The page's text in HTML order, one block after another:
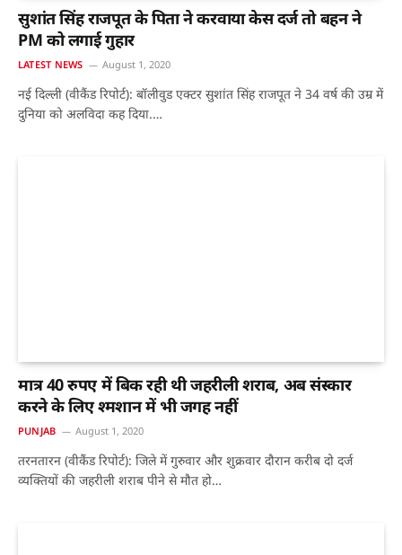
सुशांत सिंह राजपूत के पिता ने करवाया केस दर्ज तो बहन ने
PM को लगाई गुहार
LATEST NEWS August 1, 2020
नई दिल्ली (वीकैंड रिपोर्ट): बॉलीवुड एक्टर सुशांत सिंह राजपूत ने 34 वर्ष की उम्र में
दुनिया को अलविदा कह दिया.…
मात्र 40 रुपए में बिक रही थी जहरीली शराब, अब संस्कार
करने के लिए श्मशान में भी जगह नहीं
PUNJAB August 1, 2020
तरनतारन (वीकैंड रिपोर्ट): जिले में गुरुवार और शुक्रवार दौरान करीब दो दर्ज
व्यक्तियों की जहरीली शराब पीने से मौत हो…